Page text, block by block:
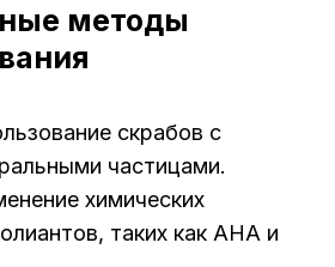
методы
скрабов с
частицами.
химических
таких как AHA и